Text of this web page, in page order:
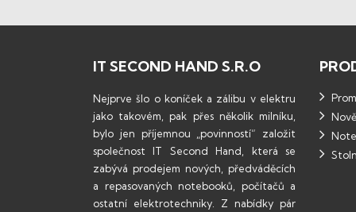
IT SECOND HAND S.R.O
Nejprve šlo o koníček a zálibu v elektru
jako takovém, pak přes několik milníku,
bylo jen příjemnou „povinností“ založit
společnost IT Second Hand, která se
zabývá prodejem nových, předváděcích
a repasovaných notebooků, počítačů a
ostatní elektrotechniky. Z nabídky pár